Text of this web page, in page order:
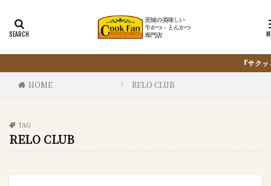
『サクッと楽ちん冷凍とんかつ』は、仕込まない・揚げない・
HOME RELO CLUB
TAG
RELO CLUB